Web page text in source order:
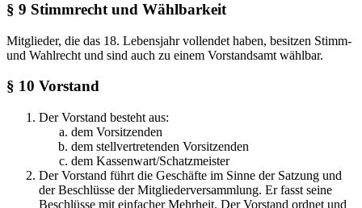
§ 9 Stimmrecht und Wählbarkeit
Mitglieder, die das 18. Lebensjahr vollendet haben, besitzen Stimm-
und Wahlrecht und sind auch zu einem Vorstandsamt wählbar.
§ 10 Vorstand
Der Vorstand besteht aus:
dem Vorsitzenden
dem stellvertretenden Vorsitzenden
dem Kassenwart/Schatzmeister
Der Vorstand führt die Geschäfte im Sinne der Satzung und
der Beschlüsse der Mitgliederversammlung. Er fasst seine
Beschlüsse mit einfacher Mehrheit. Der Vorstand ordnet und